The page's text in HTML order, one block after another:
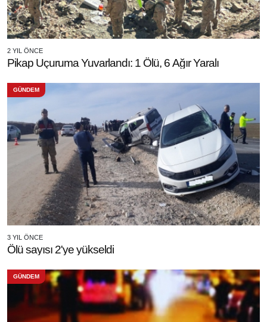
2 YIL ÖNCE
Pikap Uçuruma Yuvarlandı: 1 Ölü, 6 Ağır Yaralı
GÜNDEM
3 YIL ÖNCE
Ölü sayısı 2'ye yükseldi
GÜNDEM